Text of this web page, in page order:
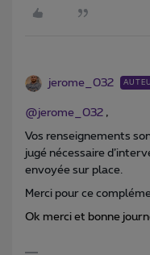
jerome_032
@jerome_032 ,
Vos renseignements
jugé nécessaire
envoyée sur place.
Merci pour ce
Ok merci et bonne